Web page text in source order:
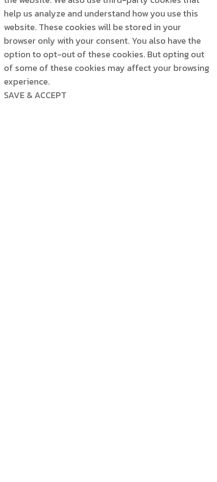
help us analyze and understand how you use this
website. These cookies will be stored in your
browser only with your consent. You also have the
option to opt-out of these cookies. But opting out
of some of these cookies may affect your browsing
experience.
SAVE & ACCEPT